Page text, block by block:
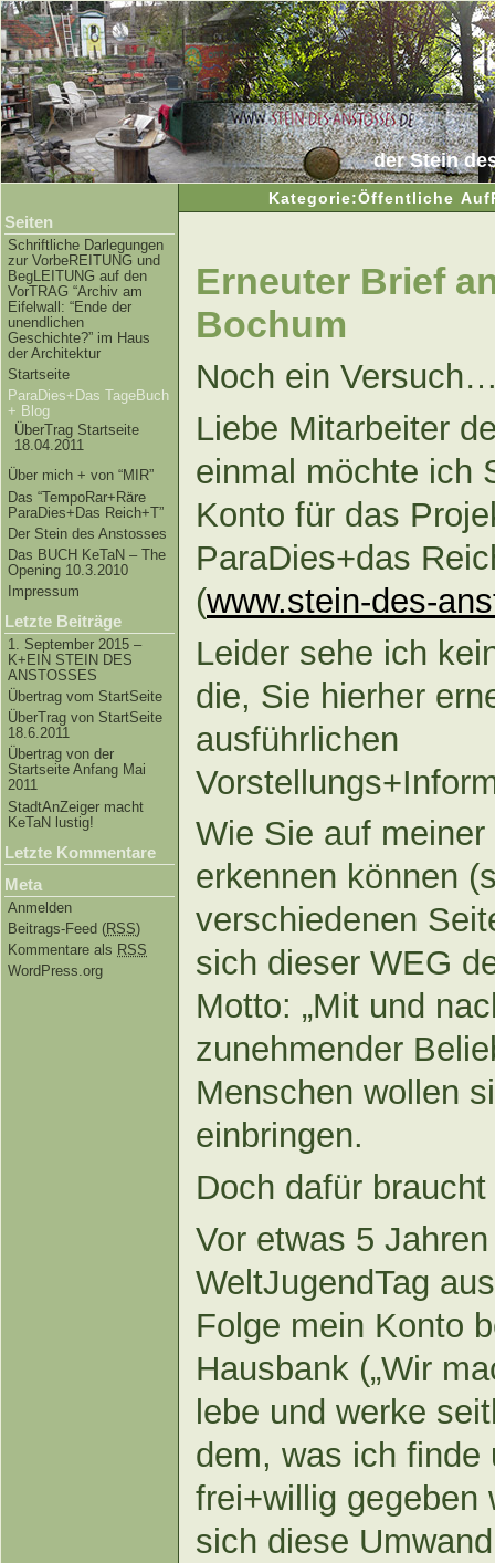
der Stein
Kategorie:Öffentliche
Seiten
Schriftliche Darlegungen
zur VorbeREITUNG und
BegLEITUNG auf den
VorTRAG “Archiv am
Eifelwall: “Ende der
unendlichen
Geschichte?” im Haus
der Architektur
Startseite
ParaDies+Das TageBuch
+ Blog
ÜberTrag Startseite
18.04.2011
Über mich + von “MIR”
Das “TempoRar+Räre
ParaDies+Das Reich+T”
Der Stein des Anstosses
Das BUCH KeTaN – The
Opening 10.3.2010
Impressum
Letzte Beiträge
1. September 2015 –
K+EIN STEIN DES
ANSTOSSES
Übertrag vom StartSeite
ÜberTrag von StartSeite
18.6.2011
Übertrag von der
Startseite Anfang Mai
2011
StadtAnZeiger macht
KeTaN lustig!
Letzte Kommentare
Meta
Anmelden
Beitrags-Feed (RSS)
Kommentare als RSS
WordPress.org
Erneuter Brief
Bochum
Noch ein
Liebe Mitarbeiter
einmal möchte ich
Konto für das
ParaDies+das
(www.stein-des-
Leider sehe ich
die, Sie hierher
ausführlichen
Wie Sie auf
erkennen können
verschiedenen
sich dieser WEG
Motto: „Mit und
zunehmender
Menschen wollen
einbringen.
Doch dafür
Vor etwas 5
WeltJugendTag
Folge mein Konto
Hausbank („Wir
lebe und werke
dem, was ich finde
frei+willig gegeben
sich diese